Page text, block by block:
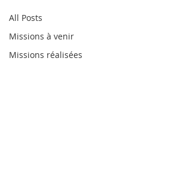
All Posts
Missions à venir
Missions réalisées